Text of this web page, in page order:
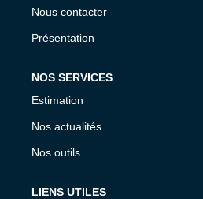
Nous contacter
Présentation
NOS SERVICES
Estimation
Nos actualités
Nos outils
LIENS UTILES